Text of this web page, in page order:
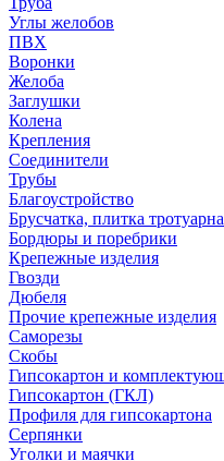
Углы желобов
ПВХ
Воронки
Желоба
Заглушки
Колена
Крепления
Соединители
Трубы
Благоустройство
Брусчатка, плитка
Бордюры и поребрики
Крепежные изделия
Гвозди
Дюбеля
Прочие крепежные изделия
Саморезы
Скобы
Гипсокартон и
Гипсокартон (ГКЛ)
Профиля для гипсокартона
Серпянки
Уголки и маячки